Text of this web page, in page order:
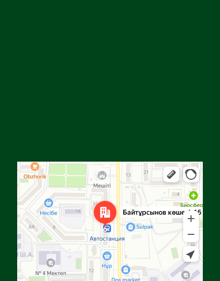
Яндекс Карталар — көлік, навигация, орындарды іздеу